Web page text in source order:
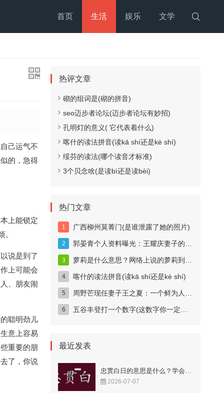

首页 生活 娱乐 文学
己运气不
的，急得
上能锁定
。
说是到了
上可能会
、朋友闹
聪明劲儿
意上容易
重要的朋
了，你说
热评文章
砌的组词是(砌的拼音)
seo迈步者论坛(迈步者论坛有妙招)
孔明灯的意义( 它代表着什么)
喀什的读法拼音(读kā shí还是kè shí)
绥芬的读法(哪个读音才标准)
3个贝念啥(是读bì还是读bèi)
热门文章
广西柳州莫菁门(是谁泄露了她的照片)
郭晏青个人资料曝光：王耀庆妻子的科技女神身份揭秘
萝莉是什么意思？网络上说的萝莉到底指什么？
喀什的读法拼音(读kā shí还是kè shí)
周野芒现任妻子王之夏：一个鲜为人知的妻子
五谷丰登打一个数字(这数字你一定猜得到)
最近发表
忠贯白日的意思是什么？学会这样用更显智慧！
2026-07-07